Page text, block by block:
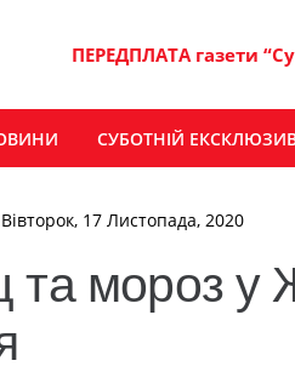
ПЕРЕДПЛАТА газети
СУБОТНІЙ
17 Листопада, 2020
мороз у